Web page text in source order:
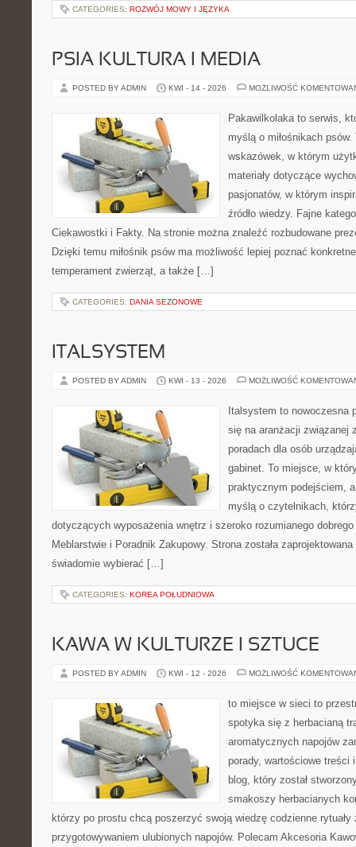
CATEGORIES: ROZWÓJ MOWY I JĘZYKA
PSIA KULTURA I MEDIA
POSTED BY ADMIN KWI - 14 - 2026 MOŻLIWOŚĆ
Pakawilkolaka to serwis,
myślą o miłośnikach
wskazówek, w którym
materiały dotyczące
pasjonatów, w którym
źródło wiedzy. Fajne
Ciekawostki i Fakty. Na stronie można znaleźć rozbudowane
Dzięki temu miłośnik psów ma możliwość lepiej poznać
temperament zwierząt, a także […]
CATEGORIES: DANIA SEZONOWE
ITALSYSTEM
POSTED BY ADMIN KWI - 13 - 2026 MOŻLIWOŚĆ
Italsystem to nowoczesna
się na aranżacji związanej
poradach dla osób
gabinet. To miejsce, w
praktycznym podejściem,
myślą o czytelnikach,
dotyczących wyposażenia wnętrz i szeroko rozumianego
Meblarstwie i Poradnik Zakupowy. Strona została
świadomie wybierać […]
CATEGORIES: KOREA POŁUDNIOWA
KAWA W KULTURZE I SZTUCE
POSTED BY ADMIN KWI - 12 - 2026 MOŻLIWOŚĆ
to miejsce w sieci to
spotyka się z herbacianą
aromatycznych napojów
porady, wartościowe treści
blog, który został
smakoszy herbacianych
którzy po prostu chcą poszerzyć swoją wiedzę codzienne rytuały
przygotowywaniem ulubionych napojów. Polecam Akcesoria